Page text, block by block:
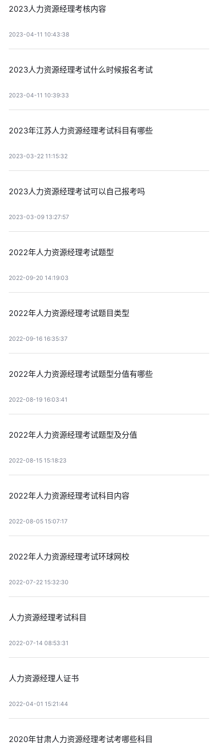
2023人力资源经理考核内容
2023-04-11 10:43:38
2023人力资源经理考试什么时候报名考试
2023-04-11 10:39:33
2023年江苏人力资源经理考试科目有哪些
2023-03-22 11:15:32
2023人力资源经理考试可以自己报考吗
2023-03-09 13:27:57
2022年人力资源经理考试题型
2022-09-20 14:19:03
2022年人力资源经理考试题目类型
2022-09-16 16:35:37
2022年人力资源经理考试题型分值有哪些
2022-08-19 16:03:41
2022年人力资源经理考试题型及分值
2022-08-15 15:18:23
2022年人力资源经理考试科目内容
2022-08-05 15:07:17
2022年人力资源经理考试环球网校
2022-07-22 15:32:30
人力资源经理考试科目
2022-07-14 08:53:31
人力资源经理人证书
2022-04-01 15:21:44
2020年甘肃人力资源经理考试考哪些科目